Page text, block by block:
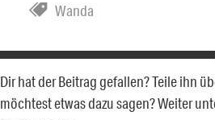
Wanda
Dir hat der Beitrag gefallen? Teile ihn
möchtest etwas dazu sagen? Weiter